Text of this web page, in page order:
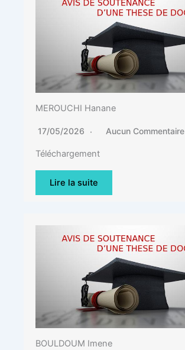
MEROUCHI Hanane
17/05/2026 Aucun Commentaire
Téléchargement
Lire la suite
BOULDOUM Imene